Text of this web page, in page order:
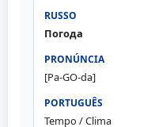
Погода
[Pa-GO-da]
Tempo / Clima